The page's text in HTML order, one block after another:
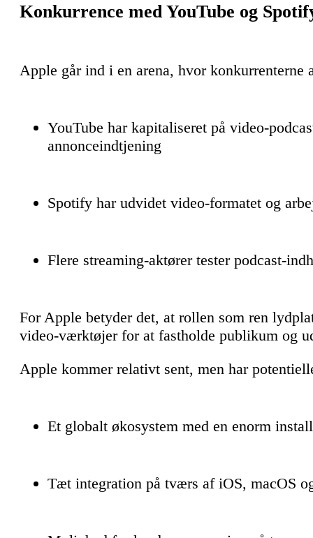
Konkurrence med YouTube og
Apple går ind i en arena, hvor konkurrenterne
YouTube har kapitaliseret på video-
annonceindtjening
Spotify har udvidet video-formatet og
Flere streaming-aktører tester podcast-
For Apple betyder det, at rollen som ren
video-værktøjer for at fastholde publikum og
Apple kommer relativt sent, men har
Et globalt økosystem med en enorm
Tæt integration på tværs af iOS, macOS